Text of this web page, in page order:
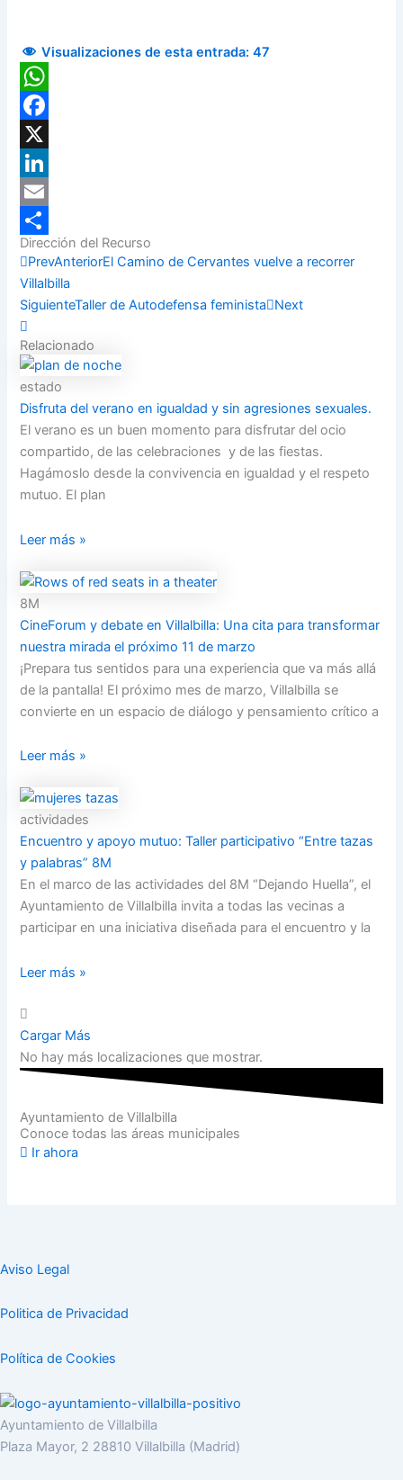
Visualizaciones de esta entrada: 47
WhatsApp
Facebook
X
LinkedIn
Email
Compartir
Dirección del Recurso
PrevAnteriorEl Camino de Cervantes vuelve a recorrer
Villalbilla
SiguienteTaller de Autodefensa feminista Next
Relacionado
estado
Disfruta del verano en igualdad y sin agresiones sexuales.
El verano es un buen momento para disfrutar del ocio
compartido, de las celebraciones y de las fiestas.
Hagámoslo desde la convivencia en igualdad y el respeto
mutuo. El plan
Leer más »
8M
CineForum y debate en Villalbilla: Una cita para transformar
nuestra mirada el próximo 11 de marzo
¡Prepara tus sentidos para una experiencia que va más allá
de la pantalla! El próximo mes de marzo, Villalbilla se
convierte en un espacio de diálogo y pensamiento crítico a
Leer más »
actividades
Encuentro y apoyo mutuo: Taller participativo “Entre tazas
y palabras” 8M
En el marco de las actividades del 8M “Dejando Huella”, el
Ayuntamiento de Villalbilla invita a todas las vecinas a
participar en una iniciativa diseñada para el encuentro y la
Leer más »
Cargar Más
No hay más localizaciones que mostrar.
Ayuntamiento de Villalbilla
Conoce todas las áreas municipales
Ir ahora
Aviso Legal
Politica de Privacidad
Política de Cookies
Ayuntamiento de Villalbilla
Plaza Mayor, 2 28810 Villalbilla (Madrid)